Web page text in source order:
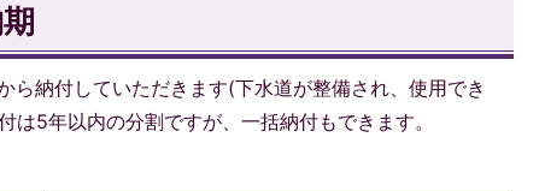
ら納付していただきます(下水道が整備され、使用でき
は5年以内の分割ですが、一括納付もできます。